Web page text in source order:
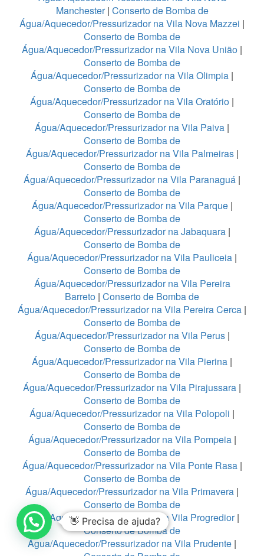
Manchester| Conserto de Bomba de
Água/Aquecedor/Pressurizador na Vila Nova Mazzei |
Conserto de Bomba de
Água/Aquecedor/Pressurizador na Vila Nova União |
Conserto de Bomba de
Água/Aquecedor/Pressurizador na Vila Olimpia |
Conserto de Bomba de
Água/Aquecedor/Pressurizador na Vila Oratório |
Conserto de Bomba de
Água/Aquecedor/Pressurizador na Vila Paiva |
Conserto de Bomba de
Água/Aquecedor/Pressurizador na Vila Palmeiras|
Conserto de Bomba de
Água/Aquecedor/Pressurizador na Vila Paranaguá |
Conserto de Bomba de
Água/Aquecedor/Pressurizador na Vila Parque|
Conserto de Bomba de
Água/Aquecedor/Pressurizador na Jabaquara|
Conserto de Bomba de
Água/Aquecedor/Pressurizador na Vila Pauliceia |
Conserto de Bomba de
Água/Aquecedor/Pressurizador na Vila Pereira
Barreto | Conserto de Bomba de
Água/Aquecedor/Pressurizador na Vila Pereira Cerca |
Conserto de Bomba de
Água/Aquecedor/Pressurizador na Vila Perus|
Conserto de Bomba de
Água/Aquecedor/Pressurizador na Vila Pierina |
Conserto de Bomba de
Água/Aquecedor/Pressurizador na Vila Pirajussara |
Conserto de Bomba de
Água/Aquecedor/Pressurizador na Vila Polopoli |
Conserto de Bomba de
Água/Aquecedor/Pressurizador na Vila Pompeia|
Conserto de Bomba de
Água/Aquecedor/Pressurizador na Vila Ponte Rasa|
Conserto de Bomba de
Água/Aquecedor/Pressurizador na Vila Primavera |
Conserto de Bomba de
Água/Aquecedor/Pressurizador na Vila Progredior|
Conserto de Bomba de
Água/Aquecedor/Pressurizador na Vila Prudente |
👋 Precisa de ajuda?